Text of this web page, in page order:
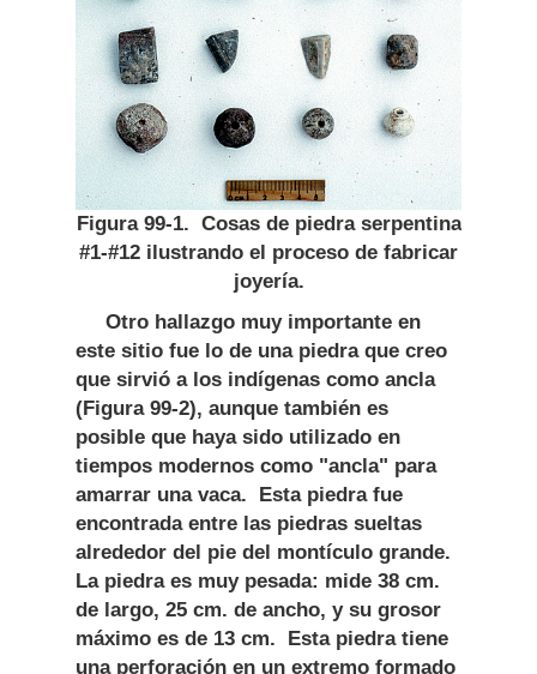
Figura 99-1. Cosas de piedra serpentina
#1-#12 ilustrando el proceso de fabricar
joyería.
Otro hallazgo muy importante en
este sitio fue lo de una piedra que creo
que sirvió a los indígenas como ancla
(Figura 99-2), aunque también es
posible que haya sido utilizado en
tiempos modernos como "ancla" para
amarrar una vaca. Esta piedra fue
encontrada entre las piedras sueltas
alrededor del pie del montículo grande.
La piedra es muy pesada: mide 38 cm.
de largo, 25 cm. de ancho, y su grosor
máximo es de 13 cm. Esta piedra tiene
una perforación en un extremo formado